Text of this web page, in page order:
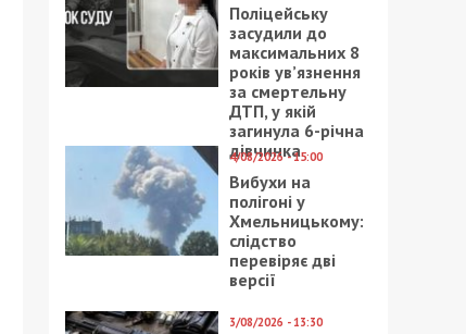
Поліцейську
засудили до
максимальних 8
років ув’язнення
за смертельну
ДТП, у якій
загинула 6-річна
дівчинка
4/08/2026 - 15:00
Вибухи на
полігоні у
Хмельницькому:
слідство
перевіряє дві
версії
3/08/2026 - 13:30